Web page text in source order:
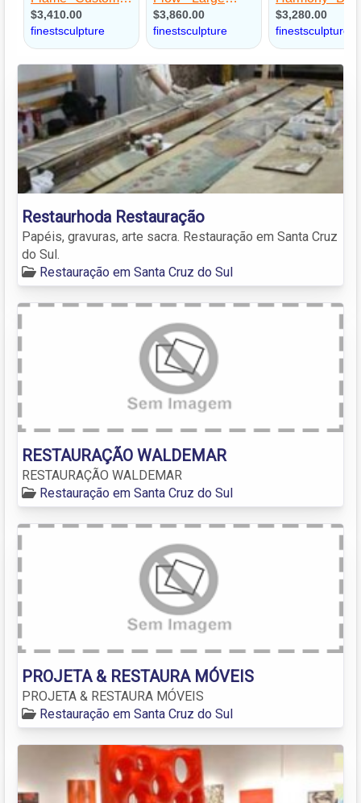
Restaurhoda Restauração
Papéis, gravuras, arte sacra. Restauração em Santa Cruz
do Sul.
Restauração em Santa Cruz do Sul
RESTAURAÇÃO WALDEMAR
RESTAURAÇÃO WALDEMAR
Restauração em Santa Cruz do Sul
PROJETA & RESTAURA MÓVEIS
PROJETA & RESTAURA MÓVEIS
Restauração em Santa Cruz do Sul